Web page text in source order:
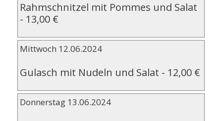
Rahmschnitzel mit Pommes und Salat
- 13,00 €
Mittwoch 12.06.2024
Gulasch mit Nudeln und Salat - 12,00 €
Donnerstag 13.06.2024